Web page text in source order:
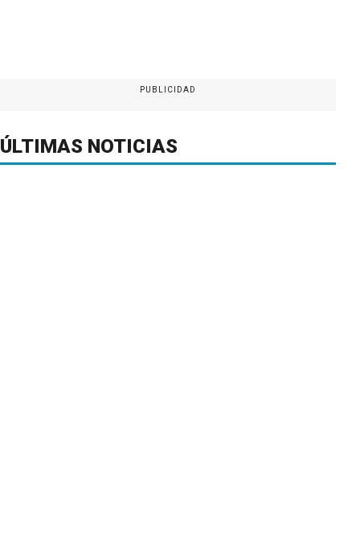
PUBLICIDAD
ÚLTIMAS NOTICIAS